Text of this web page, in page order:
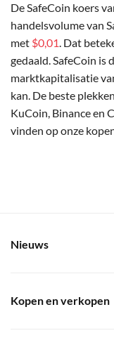
De SafeCoin koers
handelsvolume van
met $0,01. Dat
gedaald. SafeCoin is
marktkapitalisatie
kan. De beste
KuCoin, Binance en
vinden op onze
Nieuws
Kopen en verkopen